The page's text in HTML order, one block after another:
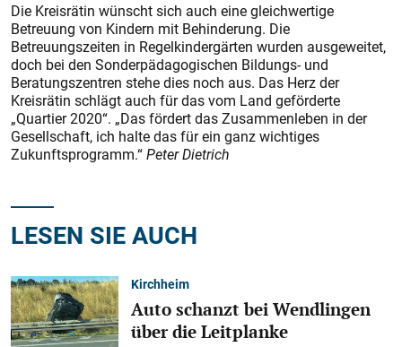
Die Kreisrätin wünscht sich auch eine gleichwertige
Betreuung von Kindern mit Behinderung. Die
Betreuungszeiten in Regelkindergärten wurden ausgeweitet,
doch bei den Sonderpädagogischen Bildungs- und
Beratungszentren stehe dies noch aus. Das Herz der
Kreisrätin schlägt auch für das vom Land geförderte
„Quartier 2020“. „Das fördert das Zusammenleben in der
Gesellschaft, ich halte das für ein ganz wichtiges
Zukunftsprogramm.“Peter Dietrich
LESEN SIE AUCH
Kirchheim
Auto schanzt bei Wendlingen
über die Leitplanke